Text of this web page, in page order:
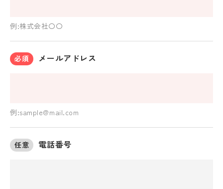
例:株式会社〇〇
必須 メールアドレス
例:sample@mail.com
任意 電話番号